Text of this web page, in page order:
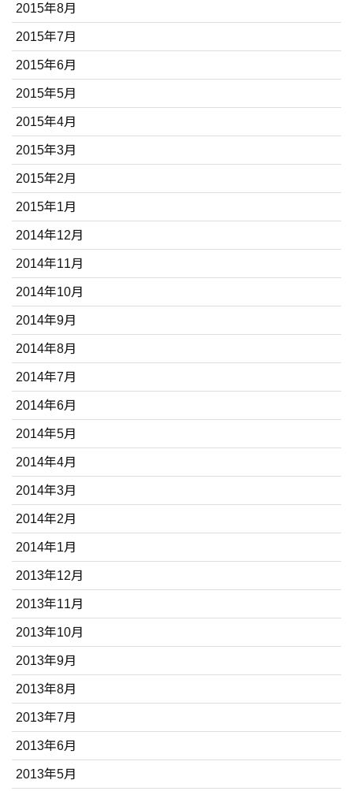
2015年8月
2015年7月
2015年6月
2015年5月
2015年4月
2015年3月
2015年2月
2015年1月
2014年12月
2014年11月
2014年10月
2014年9月
2014年8月
2014年7月
2014年6月
2014年5月
2014年4月
2014年3月
2014年2月
2014年1月
2013年12月
2013年11月
2013年10月
2013年9月
2013年8月
2013年7月
2013年6月
2013年5月